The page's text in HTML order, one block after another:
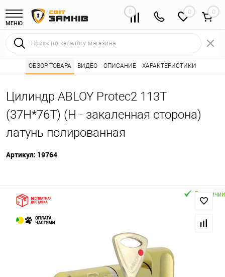
МЕНЮ
0 0
Интернет магазин замков Каталог товаров ⭐ • Сердцевины
Цилиндр ABLOY Protec2 113T
(37H*76Т) (H - закаленная сторона)
латунь полированная
Артикул: 19764
ОБЗОР ТОВАРА ВИДЕО ОПИСАНИЕ ХАРАКТЕРИСТИКИ
В наличии